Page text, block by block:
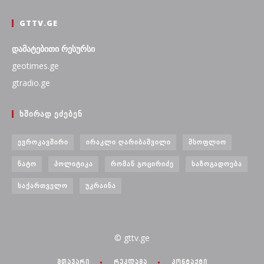
GTTV.GE
დამატებითი რესურსი
geotimes.ge
gtradio.ge
ᲮᲨᲘᲠᲐᲓ ᲔᲫᲔᲑᲔᲜ
ᲔᲕᲠᲝᲙᲐᲕᲨᲘᲠᲘ ᲘᲠᲐᲙᲚᲘ ᲦᲐᲠᲘᲑᲐᲨᲕᲘᲚᲘ ᲛᲡᲝᲤᲚᲘᲝ
ᲜᲐᲢᲝ ᲞᲝᲚᲘᲢᲘᲙᲐ ᲠᲝᲛᲐᲜ ᲒᲝᲪᲘᲠᲘᲫᲔ ᲡᲐᲖᲝᲒᲐᲓᲝᲔᲑᲐ
ᲡᲐᲥᲐᲠᲗᲕᲔᲚᲝ ᲣᲙᲠᲐᲘᲜᲐ
© gttv.ge
მთავარი რეკლამა კონტაქტი